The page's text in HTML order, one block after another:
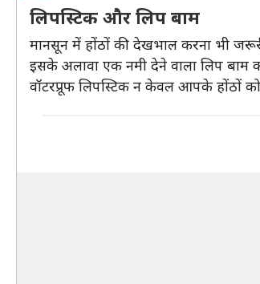
लिपस्टिक और लिप बाम
मानसून में होंठों की देखभाल करना भी
इसके अलावा एक नमी देने वाला लिप बाम
वॉटरप्रूफ लिपस्टिक न केवल आपके होंठों